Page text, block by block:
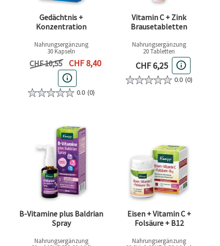
Gedächtnis +
Konzentration
Nahrungsergänzung
30 Kapseln
Vorheriger Preis
CHF 10,55 Aktueller Preis
CHF 8,40
0.0 (0)
Vitamin C + Zink
Brausetabletten
Nahrungsergänzung
20 Tabletten
Aktueller Preis
CHF 6,25
0.0 (0)
B-Vitamine plus Baldrian
Spray
Nahrungsergänzung
Eisen + Vitamin C +
Folsäure + B12
Nahrungsergänzung